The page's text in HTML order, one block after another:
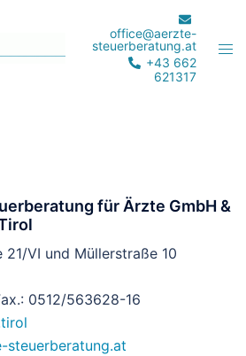
office@aerzte-
steuerberatung.at
+43 662
621317
für Ärzte GmbH &
VI und Müllerstraße 10
0512/563628-16
steuerberatung.at